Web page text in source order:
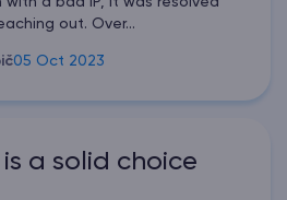
out. Over...
05 Oct 2023
a solid choice